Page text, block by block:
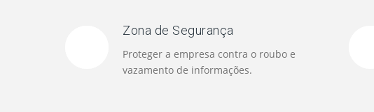
Zona de Segurança
Proteger a empresa contra o roubo e
vazamento de informações.